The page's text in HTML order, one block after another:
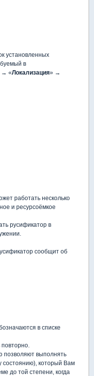
установленных
в
→ «Локализация» →
работать несколько
и ресурсоёмкое
русификатор в
сообщит об
в списке
позволяют выполнять
состоянию), который Вам
до той степени, когда